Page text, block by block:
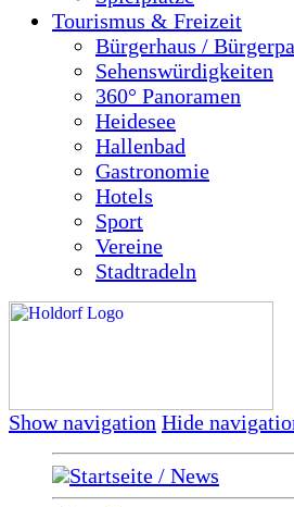
Tourismus & Freizeit
Bürgerhaus /
Sehenswürdigkeiten
360° Panoramen
Heidesee
Hallenbad
Gastronomie
Hotels
Sport
Vereine
Stadtradeln
Show navigation Hide
Startseite / News